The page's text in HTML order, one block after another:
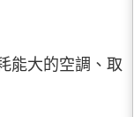
能大的空調、取